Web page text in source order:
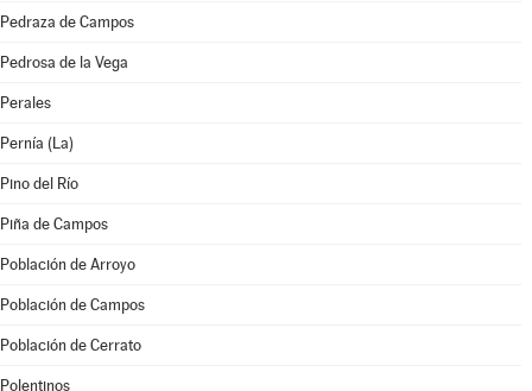
Pedraza de Campos
Pedrosa de la Vega
Perales
Pernía (La)
Pino del Río
Piña de Campos
Población de Arroyo
Población de Campos
Población de Cerrato
Polentinos